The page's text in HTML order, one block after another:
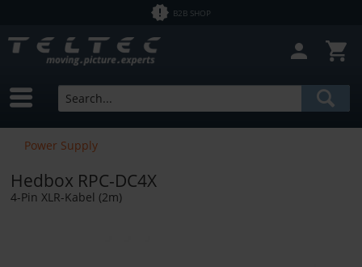
B2B SHOP
Power Supply
Hedbox RPC-DC4X
4-Pin XLR-Kabel (2m)